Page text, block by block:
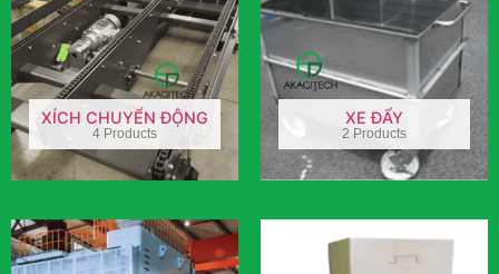
XÍCH CHUYỂN ĐỘNG
4 Products
XE ĐẨY
2 Products